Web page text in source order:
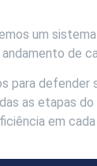
um
de
para defender
as etapas
em cada